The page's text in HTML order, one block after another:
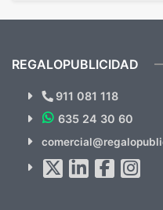
¿Quieres ver
Novedades y
hacemos Spam)
REGALOPUBLICIDAD
911 081 118
635 24 30 60